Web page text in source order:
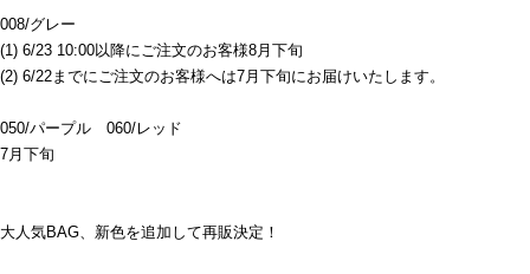
008/グレー
(1) 6/23 10:00以降にご注文のお客様8月下旬
(2) 6/22までにご注文のお客様へは7月下旬にお届けいたします。
050/パープル 060/レッド
7月下旬
大人気BAG、新色を追加して再販決定！